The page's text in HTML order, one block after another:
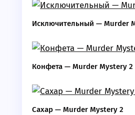
Исключительный — Murder
Конфета — Murder Mystery 2
Сахар — Murder Mystery 2